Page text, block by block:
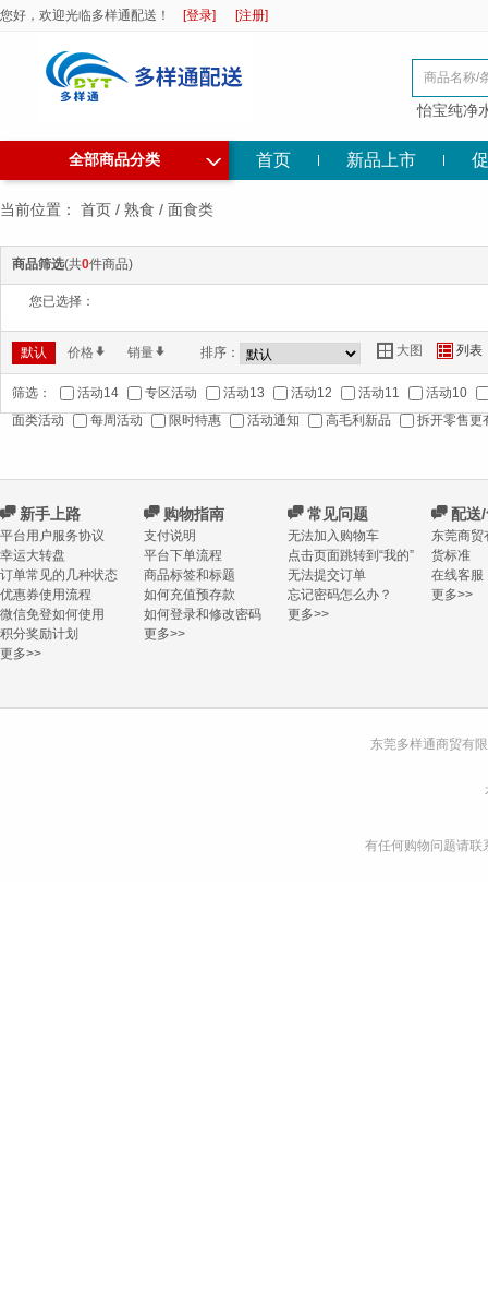
您好，欢迎光临多样通配送！ [登录] [注册]
怡宝纯净
全部商品分类 ◇ 首页 新品上市
当前位置： 首页 / 熟食 / 面食类
商品筛选(共0件商品)
您已选择：
默认 价格 * 销量* 排序： Y 大图 Z 列表
筛选： 活动14 专区活动 活动13 活动12 活动11
活动10
面类活动
每周活动 限时特惠 活动通知 高毛利新品 拆开零售更
C新手上路
平台用户服务协议
幸运大转盘
订单常见的几种状态
优惠券使用流程
微信免登如何使用
积分奖励计划
更多>>
C购物指南
支付说明
平台下单流程
商品标签和标题
如何充值预存款
如何登录和修改密码
更多>>
C常见问题
无法加入购物车
点击页面跳转到“我的”
无法提交订单
忘记密码怎么办？
更多>>
C配送/
东莞商贸
货标准
在线客服
更多>>
东莞多样通商贸有
有任何购物问题请